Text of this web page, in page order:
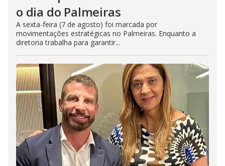
o dia do Palmeiras
A sexta-feira (7 de agosto) foi marcada por
movimentações estratégicas no Palmeiras. Enquanto a
diretoria trabalha para garantir...